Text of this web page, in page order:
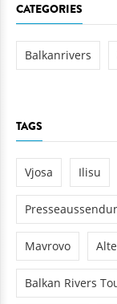
CATEGORIES
Balkanrivers
TAGS
Vjosa Ilisu
Mavrovo
Balkan Rivers